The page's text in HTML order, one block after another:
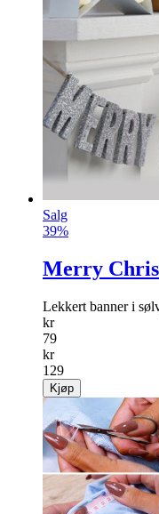
Salg
39%
Merry
Lekkert banner i
kr
79
kr
129
Kjøp